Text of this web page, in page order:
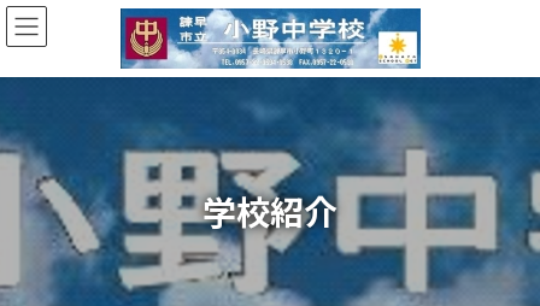
コ
ン
ン
へ
ス
ナ
ビ
ー
ョ
ン
学校紹介